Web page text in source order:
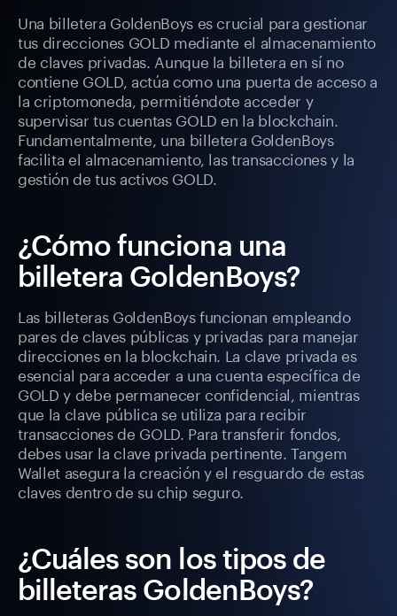
Una billetera GoldenBoys es crucial para gestionar
tus direcciones GOLD mediante el almacenamiento
de claves privadas. Aunque la billetera en sí no
contiene GOLD, actúa como una puerta de acceso a
la criptomoneda, permitiéndote acceder y
supervisar tus cuentas GOLD en la blockchain.
Fundamentalmente, una billetera GoldenBoys
facilita el almacenamiento, las transacciones y la
gestión de tus activos GOLD.
¿Cómo funciona una
billetera GoldenBoys?
Las billeteras GoldenBoys funcionan empleando
pares de claves públicas y privadas para manejar
direcciones en la blockchain. La clave privada es
esencial para acceder a una cuenta específica de
GOLD y debe permanecer confidencial, mientras
que la clave pública se utiliza para recibir
transacciones de GOLD. Para transferir fondos,
debes usar la clave privada pertinente. Tangem
Wallet asegura la creación y el resguardo de estas
claves dentro de su chip seguro.
¿Cuáles son los tipos de
billeteras GoldenBoys?